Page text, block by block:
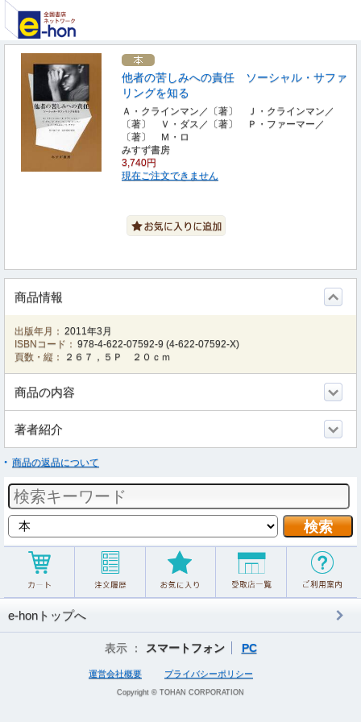
他者の苦しみへの責任 ソーシャル・サファ
リングを知る
Ａ・クラインマン／〔著〕 Ｊ・クラインマン／
〔著〕 Ｖ・ダス／〔著〕 Ｐ・ファーマー／
〔著〕 Ｍ・ロ
みすず書房
3,740円
現在ご注文できません
商品情報
出版年月： 2011年3月
ISBNコード： 978-4-622-07592-9 (4-622-07592-X)
頁数・縦：
２６７，５Ｐ ２０ｃｍ
商品の内容
著者紹介
商品の返品について
e-honトップへ
表示 ： スマートフォン PC
運営会社概要 プライバシーポリシー
Copyright © TOHAN CORPORATION